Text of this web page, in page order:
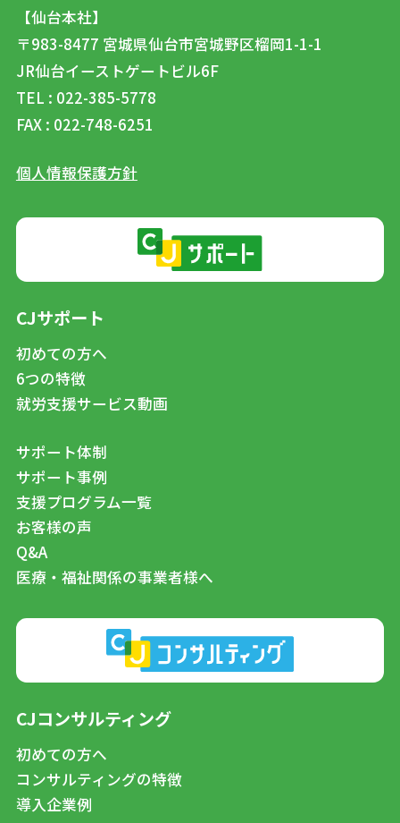
【仙台本社】
〒983-8477 宮城県仙台市宮城野区榴岡1-1-1
JR仙台イーストゲートビル6F
TEL : 022-385-5778
FAX : 022-748-6251
個人情報保護方針
CJサポート
初めての方へ
6つの特徴
就労支援サービス動画
サポート体制
サポート事例
支援プログラム一覧
お客様の声
Q&A
医療・福祉関係の事業者様へ
CJコンサルティング
初めての方へ
コンサルティングの特徴
導入企業例